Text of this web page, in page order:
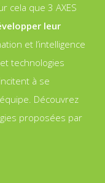
cela que 3 AXES
leur
et l’intelligence
technologies
à se
Découvrez
proposées par